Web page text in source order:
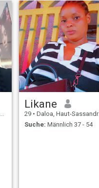
Likane
29 • Daloa, Haut-Sassandra, Côte d'Ivoire
Suche: Männlich 37 - 54